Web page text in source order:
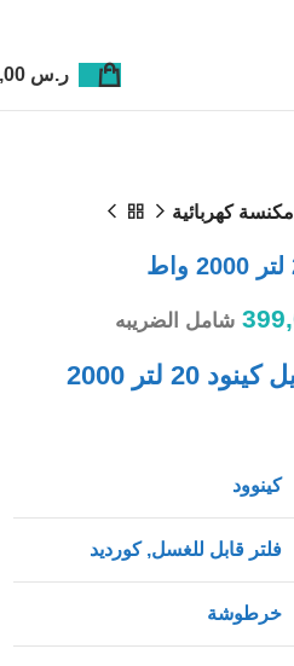
ر.س
مكنسة كهربائية
شامل الضريبه
مواصفات مكنسة برميل كينود 20 لتر 2000
كينوود
فلتر قابل للغسل, كورديد
خرطوشة